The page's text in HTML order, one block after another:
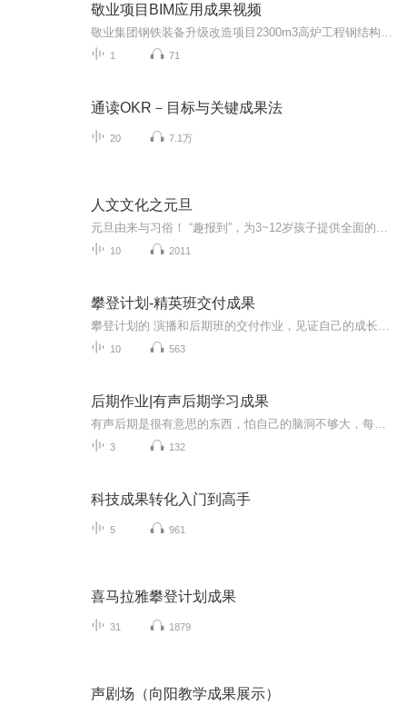
敬业项目BIM应用成果视频
1 71
通读OKR－目标与关键成果法
20 7.1万
人文文化之元旦
10 2011
攀登计划-精英班交付成果
10 563
后期作业|有声后期学习成果
3 132
科技成果转化入门到高手
5 961
喜马拉雅攀登计划成果
31 1879
声剧场（向阳教学成果展示）